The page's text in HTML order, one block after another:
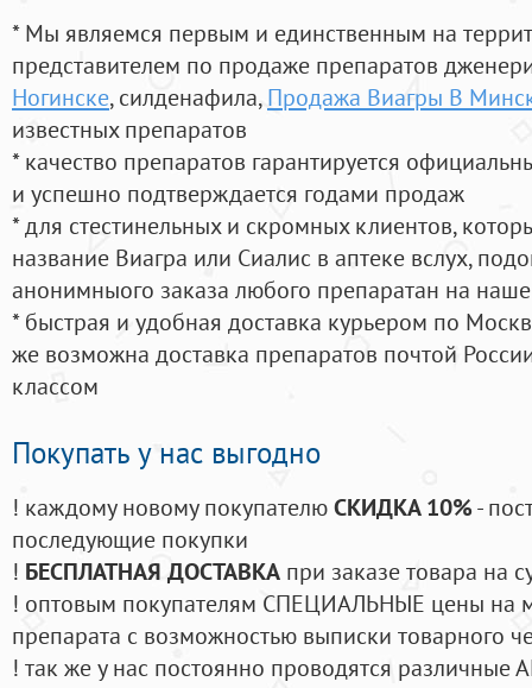
* Мы являемся первым и единственным на
представителем по продаже препаратов
Ногинске, силденафила, Продажа Виагры В
известных препаратов
* качество препаратов гарантируется
и успешно подтверждается годами продаж
* для стестинельных и скромных клиентов,
название Виагра или Сиалис в аптеке вслух,
анонимныого заказа любого препаратан на
* быстрая и удобная доставка курьером по
же возможна доставка препаратов почтой
классом
Покупать у нас выгодно
! каждому новому покупателюСКИДКА 10%-
последующие покупки
! БЕСПЛАТНАЯ ДОСТАВКА при заказе товара на
! оптовым покупателям СПЕЦИАЛЬНЫЕ цены на
препарата с возможностью выписки товарного
! так же у нас постоянно проводятся